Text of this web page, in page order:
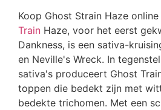
Koop Ghost Strain Haze
Train Haze, voor het eerst
Dankness, is een sativa-
en Neville's Wreck. In
sativa's produceert Ghost
toppen die bedekt zijn met
bedekte trichomen. Met een